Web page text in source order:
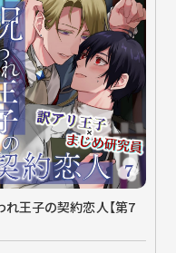
れ王子の契約恋人【第7